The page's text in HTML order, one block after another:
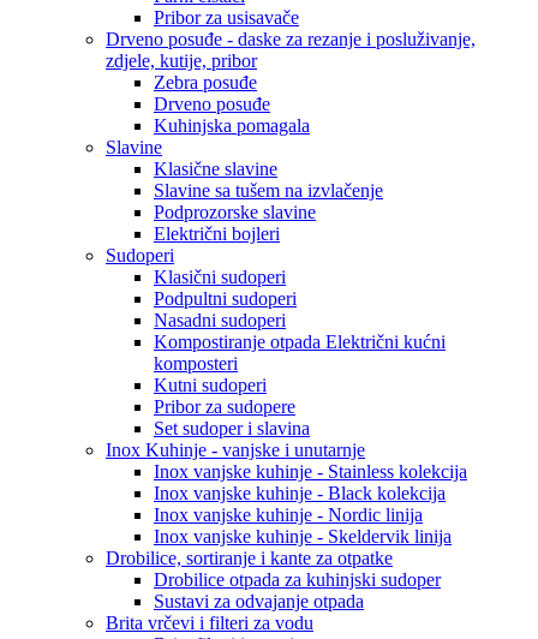
Pribor za usisavače
Drveno posuđe - daske za rezanje i posluživanje,
zdjele, kutije, pribor
Zebra posuđe
Drveno posuđe
Kuhinjska pomagala
Slavine
Klasične slavine
Slavine sa tušem na izvlačenje
Podprozorske slavine
Električni bojleri
Sudoperi
Klasični sudoperi
Podpultni sudoperi
Nasadni sudoperi
Kompostiranje otpada Električni kućni
komposteri
Kutni sudoperi
Pribor za sudopere
Set sudoper i slavina
Inox Kuhinje - vanjske i unutarnje
Inox vanjske kuhinje - Stainless kolekcija
Inox vanjske kuhinje - Black kolekcija
Inox vanjske kuhinje - Nordic linija
Inox vanjske kuhinje - Skeldervik linija
Drobilice, sortiranje i kante za otpatke
Drobilice otpada za kuhinjski sudoper
Sustavi za odvajanje otpada
Brita vrčevi i filteri za vodu